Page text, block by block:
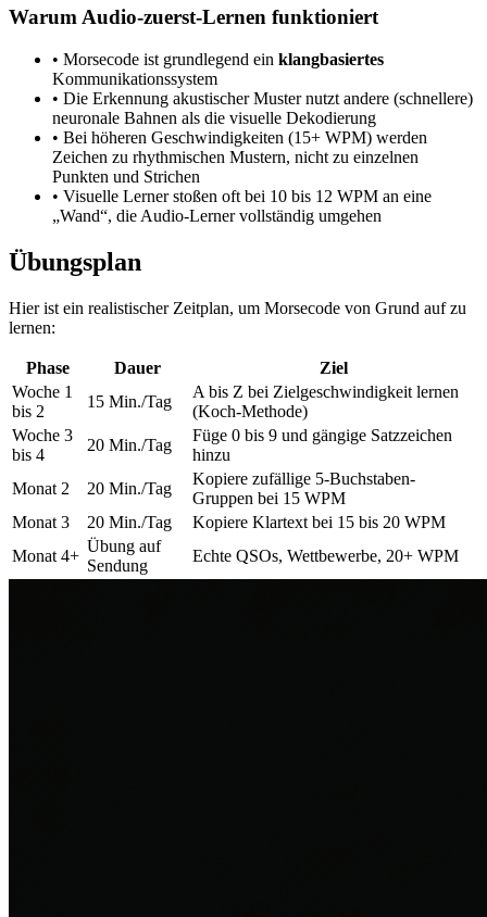
Warum Audio-zuerst-Lernen funktioniert
• Morsecode ist grundlegend ein klangbasiertes
Kommunikationssystem
• Die Erkennung akustischer Muster nutzt andere (schnellere)
neuronale Bahnen als die visuelle Dekodierung
• Bei höheren Geschwindigkeiten (15+ WPM) werden
Zeichen zu rhythmischen Mustern, nicht zu einzelnen
Punkten und Strichen
• Visuelle Lerner stoßen oft bei 10 bis 12 WPM an eine
„Wand“, die Audio-Lerner vollständig umgehen
Übungsplan
Hier ist ein realistischer Zeitplan, um Morsecode von Grund auf zu
lernen:
Phase Dauer
Ziel
Woche 1
bis 2
15 Min./Tag
A bis Z bei Zielgeschwindigkeit lernen
(Koch-Methode)
Woche 3
bis 4
20 Min./Tag
Füge 0 bis 9 und gängige Satzzeichen
hinzu
Monat 2
20 Min./Tag
Kopiere zufällige 5-Buchstaben-
Gruppen bei 15 WPM
Monat 3
20 Min./Tag
Kopiere Klartext bei 15 bis 20 WPM
Monat 4+
Übung auf
Sendung
Echte QSOs, Wettbewerbe, 20+ WPM